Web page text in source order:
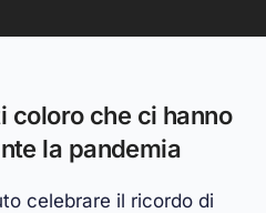
coloro che ci hanno
la pandemia
celebrare il ricordo di